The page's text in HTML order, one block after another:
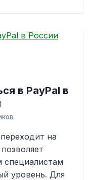
в PayPal в
на
специалистам
уровень. Для